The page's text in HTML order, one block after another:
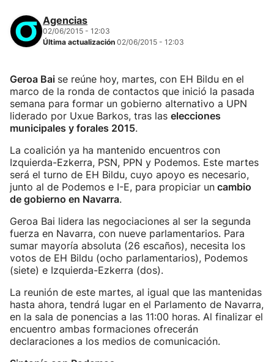
Agencias
02/06/2015 - 12:03
Última actualización 02/06/2015 - 12:03
Geroa Bai se reúne hoy, martes, con EH Bildu en el
marco de la ronda de contactos que inició la pasada
semana para formar un gobierno alternativo a UPN
liderado por Uxue Barkos, tras las elecciones
municipales y forales 2015.
La coalición ya ha mantenido encuentros con
Izquierda-Ezkerra, PSN, PPN y Podemos. Este martes
será el turno de EH Bildu, cuyo apoyo es necesario,
junto al de Podemos e I-E, para propiciar un cambio
de gobierno en Navarra.
Geroa Bai lidera las negociaciones al ser la segunda
fuerza en Navarra, con nueve parlamentarios. Para
sumar mayoría absoluta (26 escaños), necesita los
votos de EH Bildu (ocho parlamentarios), Podemos
(siete) e Izquierda-Ezkerra (dos).
La reunión de este martes, al igual que las mantenidas
hasta ahora, tendrá lugar en el Parlamento de Navarra,
en la sala de ponencias a las 11:00 horas. Al finalizar el
encuentro ambas formaciones ofrecerán
declaraciones a los medios de comunicación.